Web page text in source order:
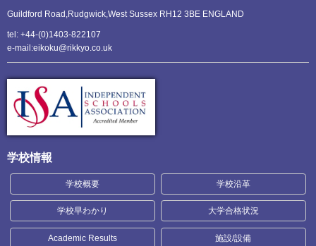
Guildford Road,Rudgwick,West Sussex RH12 3BE ENGLAND
tel: +44-(0)1403-822107
e-mail:eikoku@rikkyo.co.uk
学校情報
学校概要 学校沿革
学校早わかり 大学合格状況
Academic Results 施設/設備